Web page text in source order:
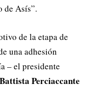
de Asís”.
de la etapa de
una adhesión
– el presidente
Perciaccante